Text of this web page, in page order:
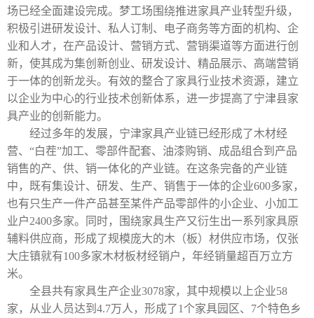
场已经全面建设完成。梦工场围绕推进家具产业转型升级，
积极引进研发设计、私人订制、电子商务等方面的机构、企
业和人才，在产品设计、营销方式、营销渠道等方面进行创
新，使其成为集创新创业、研发设计、精品展示、高端营销
于一体的创新龙头。有效的整合了家具行业技术资源，建立
以企业为中心的行业技术创新体系，进一步提高了宁津县家
具产业的创新能力。
经过多年的发展，宁津家具产业链已经形成了木材经
营、“白茬”加工、零部件配套、油漆购销、成品组合到产品
销售的产、供、销一体化的产业链。在这条完备的产业链
中，既有集设计、研发、生产、销售于一体的企业600多家，
也有只生产一件产品甚至某件产品零部件的小企业、小加工
业户2400多家。同时，围绕家具生产又衍生出一系列家具原
辅料供应商，形成了规模庞大的木（板）材供应市场，仅张
大庄镇就有100多家木材板材经销户，年经销量超百万立方
米。
全县共有家具生产企业3078家，其中规模以上企业58
家，从业人员达到 4.7万人，形成了1个家具园区、 7个特色乡